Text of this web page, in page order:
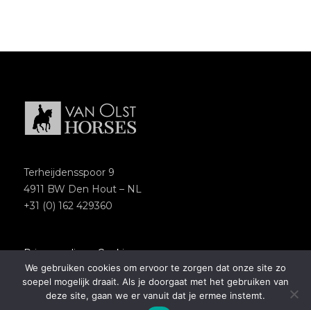
Terheijdensspoor 9
4911 BW Den Hout – NL
+31 (0) 162 429360
Privacypolicy–Cookies
Copyright 2018 – Van Olst Horses
Website byNewmore
We gebruiken cookies om ervoor te zorgen dat onze site zo
soepel mogelijk draait. Als je doorgaat met het gebruiken van
deze site, gaan we er vanuit dat je ermee instemt.